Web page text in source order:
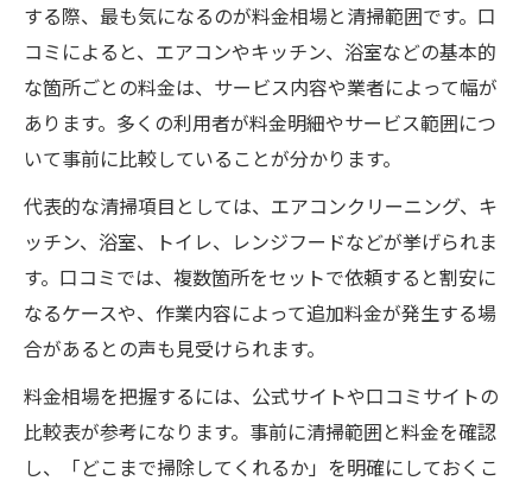
する際、最も気になるのが料金相場と清掃範囲です。口
コミによると、エアコンやキッチン、浴室などの基本的
な箇所ごとの料金は、サービス内容や業者によって幅が
あります。多くの利用者が料金明細やサービス範囲につ
いて事前に比較していることが分かります。
代表的な清掃項目としては、エアコンクリーニング、キ
ッチン、浴室、トイレ、レンジフードなどが挙げられま
す。口コミでは、複数箇所をセットで依頼すると割安に
なるケースや、作業内容によって追加料金が発生する場
合があるとの声も見受けられます。
料金相場を把握するには、公式サイトや口コミサイトの
比較表が参考になります。事前に清掃範囲と料金を確認
し、「どこまで掃除してくれるか」を明確にしておくこ